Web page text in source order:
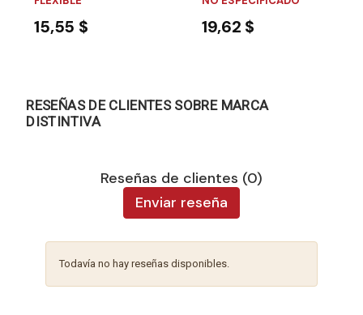
15,55 $ 19,62 $
RESEÑAS DE CLIENTES SOBRE MARCA
DISTINTIVA
Reseñas de clientes (0)
Enviar reseña
Todavía no hay reseñas disponibles.